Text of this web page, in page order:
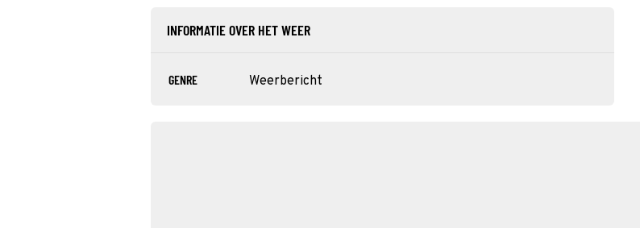
INFORMATIE OVER HET WEER
GENRE Weerbericht